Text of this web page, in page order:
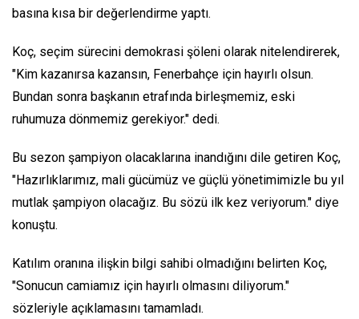
basına kısa bir değerlendirme yaptı.
Koç, seçim sürecini demokrasi şöleni olarak nitelendirerek,
"Kim kazanırsa kazansın, Fenerbahçe için hayırlı olsun.
Bundan sonra başkanın etrafında birleşmemiz, eski
ruhumuza dönmemiz gerekiyor." dedi.
Bu sezon şampiyon olacaklarına inandığını dile getiren Koç,
"Hazırlıklarımız, mali gücümüz ve güçlü yönetimimizle bu yıl
mutlak şampiyon olacağız. Bu sözü ilk kez veriyorum." diye
konuştu.
Katılım oranına ilişkin bilgi sahibi olmadığını belirten Koç,
"Sonucun camiamız için hayırlı olmasını diliyorum."
sözleriyle açıklamasını tamamladı.